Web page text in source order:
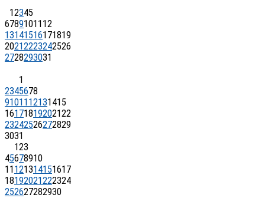
12345
6789101112
13141516171819
20212223242526
2728293031
1
2345678
9101112131415
16171819202122
23242526272829
3031
123
45678910
11121314151617
18192021222324
252627282930